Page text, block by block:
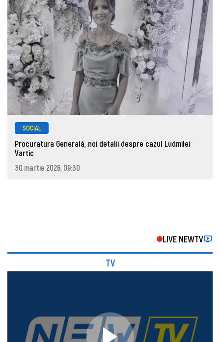
SOCIAL
Procuratura Generală, noi detalii despre cazul Ludmilei
Vartic
30 martie 2026, 09:30
LIVE NEWTV
TV